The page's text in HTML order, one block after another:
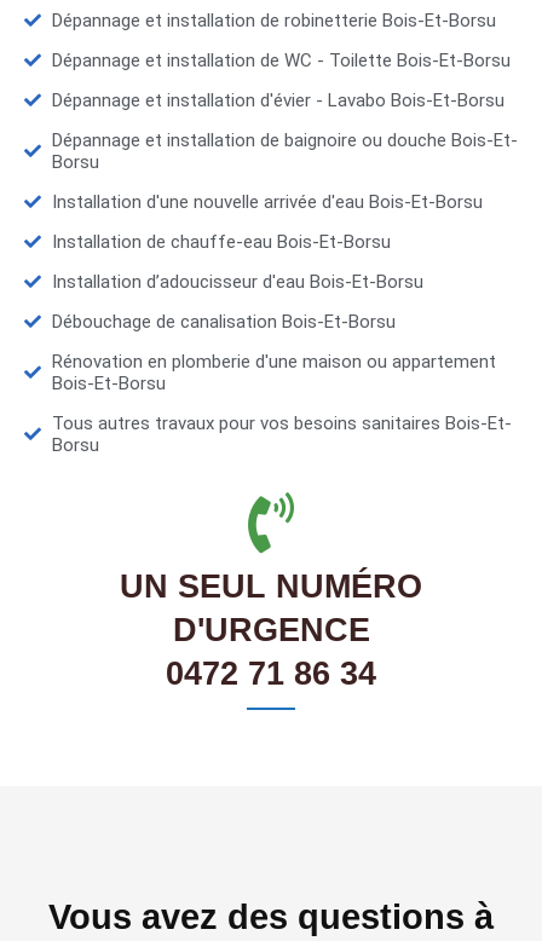
Dépannage et installation de robinetterie Bois-Et-Borsu
Dépannage et installation de WC - Toilette Bois-Et-Borsu
Dépannage et installation d'évier - Lavabo Bois-Et-Borsu
Dépannage et installation de baignoire ou douche Bois-Et-
Borsu
Installation d'une nouvelle arrivée d'eau Bois-Et-Borsu
Installation de chauffe-eau Bois-Et-Borsu
Installation d’adoucisseur d'eau Bois-Et-Borsu
Débouchage de canalisation Bois-Et-Borsu
Rénovation en plomberie d'une maison ou appartement
Bois-Et-Borsu
Tous autres travaux pour vos besoins sanitaires Bois-Et-
Borsu
UN SEUL NUMÉRO
D'URGENCE
0472 71 86 34
Vous avez des questions à